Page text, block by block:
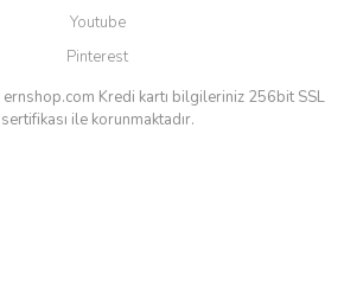
Youtube
Pinterest
Kredi kartı bilgileriniz 256bit SSL
sertifikası ile korunmaktadır.